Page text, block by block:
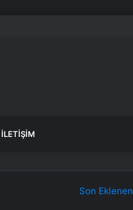
İLETIŞIM
Son Eklenen